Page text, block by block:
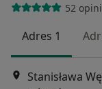
52
Adres 1
Stanisława